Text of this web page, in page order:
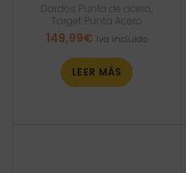
Dardos Punta de acero
Target Punta Acero
149,99€ Iva incluido
LEER MÁS